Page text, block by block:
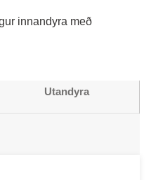
innandyra með
Utandyra